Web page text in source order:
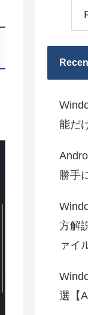
能だ
勝手
方解
ァイ
選【